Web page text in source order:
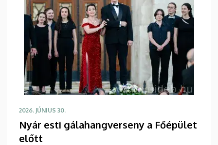
2026. JÚNIUS 30.
Nyár esti gálahangverseny a Főépület
előtt